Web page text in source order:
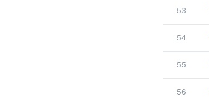
53
54
55
56